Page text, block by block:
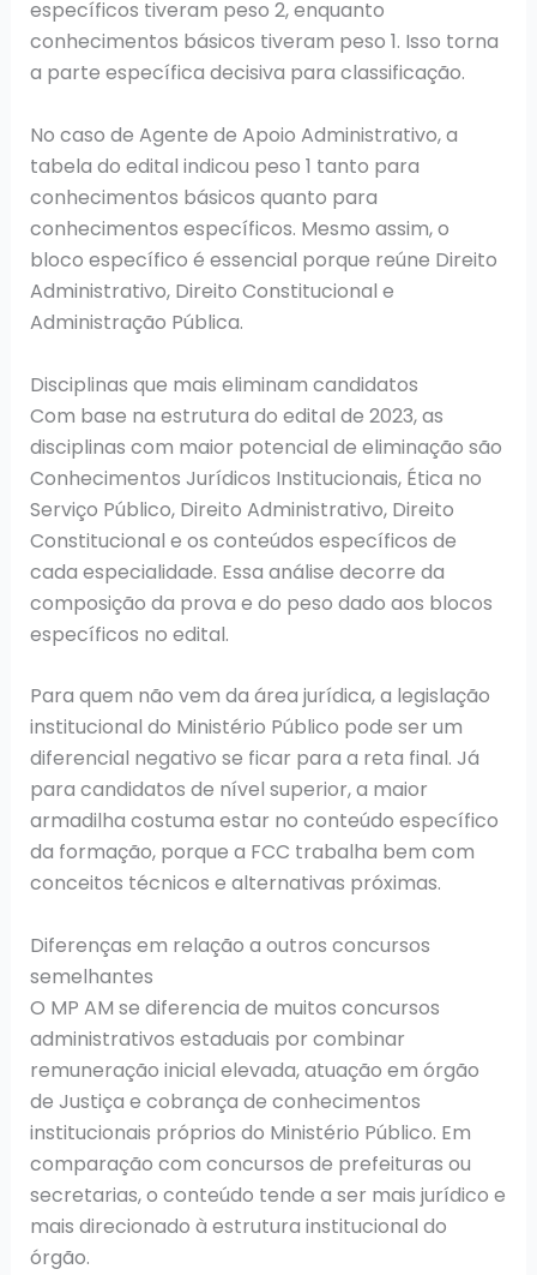
específicos tiveram peso 2, enquanto
conhecimentos básicos tiveram peso 1. Isso torna
a parte específica decisiva para classificação.
No caso de Agente de Apoio Administrativo, a
tabela do edital indicou peso 1 tanto para
conhecimentos básicos quanto para
conhecimentos específicos. Mesmo assim, o
bloco específico é essencial porque reúne Direito
Administrativo, Direito Constitucional e
Administração Pública.
Disciplinas que mais eliminam candidatos
Com base na estrutura do edital de 2023, as
disciplinas com maior potencial de eliminação são
Conhecimentos Jurídicos Institucionais, Ética no
Serviço Público, Direito Administrativo, Direito
Constitucional e os conteúdos específicos de
cada especialidade. Essa análise decorre da
composição da prova e do peso dado aos blocos
específicos no edital.
Para quem não vem da área jurídica, a legislação
institucional do Ministério Público pode ser um
diferencial negativo se ficar para a reta final. Já
para candidatos de nível superior, a maior
armadilha costuma estar no conteúdo específico
da formação, porque a FCC trabalha bem com
conceitos técnicos e alternativas próximas.
Diferenças em relação a outros concursos
semelhantes
O MP AM se diferencia de muitos concursos
administrativos estaduais por combinar
remuneração inicial elevada, atuação em órgão
de Justiça e cobrança de conhecimentos
institucionais próprios do Ministério Público. Em
comparação com concursos de prefeituras ou
secretarias, o conteúdo tende a ser mais jurídico e
mais direcionado à estrutura institucional do
órgão.